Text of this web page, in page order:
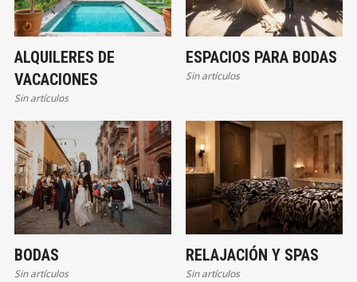
ALQUILERES DE
VACACIONES
Sin artículos
ESPACIOS PARA BODAS
Sin artículos
BODAS
Sin artículos
RELAJACIÓN Y SPAS
Sin artículos